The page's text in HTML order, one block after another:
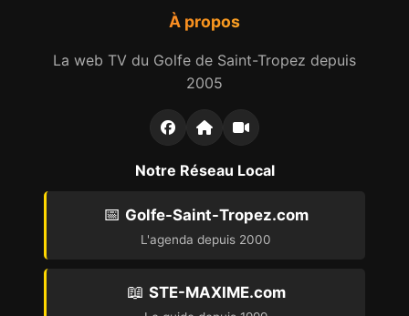
À propos
La web TV du Golfe de Saint-Tropez depuis
2005
Notre Réseau Local
📅 Golfe-Saint-Tropez.com
L'agenda depuis 2000
📖 STE-MAXIME.com